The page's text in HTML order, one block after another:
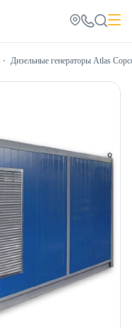
Дизельные генераторы Atlas